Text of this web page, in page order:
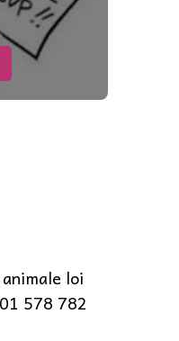
loi
578 782